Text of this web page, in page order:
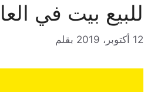
للبيع بيت في
12 أكتوبر، 2019 بقلم